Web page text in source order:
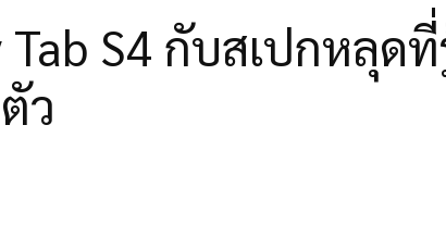
Tab S4 กับสเปกหลุด
ว